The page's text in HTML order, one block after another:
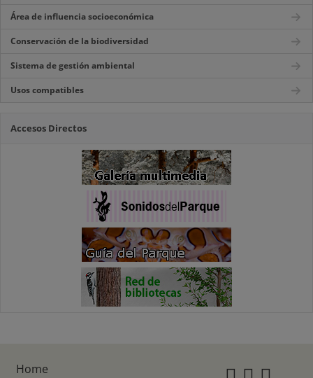
Área de influencia socioeconómica
Conservación de la biodiversidad
Sistema de gestión ambiental
Usos compatibles
Accesos Directos
Home